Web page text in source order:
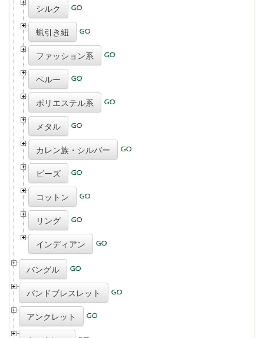
シルク
蝋引き紐
ファッション系
ペルー
ポリエステル系
メタル
カレン族・シルバー
ビーズ
コットン
リング
インディアン
バングル
バンドブレスレット
アンクレット